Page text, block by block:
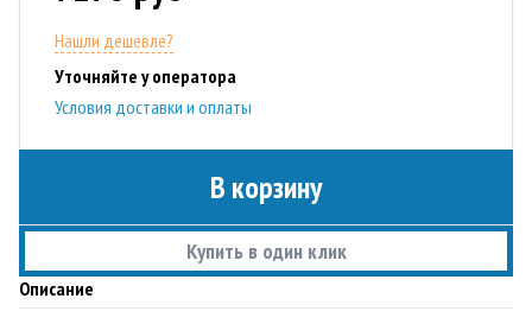
Нашли дешевле?
Уточняйте у оператора
Условия доставки и оплаты
В корзину
Купить в один клик
Описание